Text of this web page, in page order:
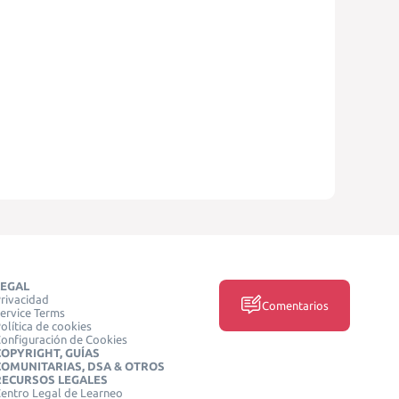
Terms
de cookies
de Cookies
GUÍAS
DSA & OTROS
LEGALES
Legal de Learneo
Comentarios